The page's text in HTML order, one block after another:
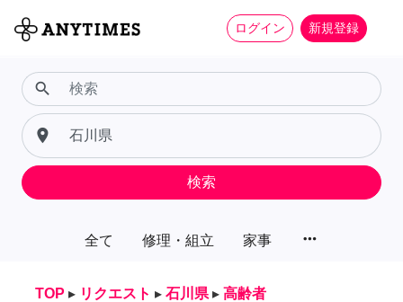
ログイン 新規登録
全て 修理・組立 家事 more_horiz
search
place
検索
TOP ▸ リクエスト ▸ 石川県 ▸ 高齢者